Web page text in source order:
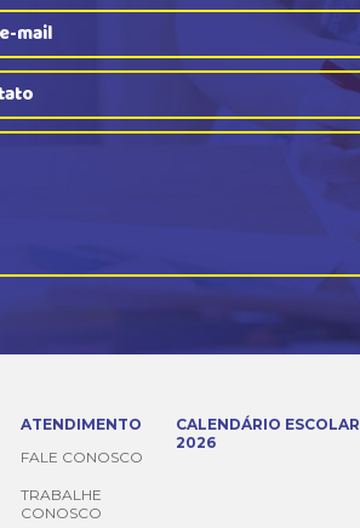
ATENDIMENTO
FALE CONOSCO
TRABALHE
CONOSCO
CALENDÁRIO ESCOLAR
2026